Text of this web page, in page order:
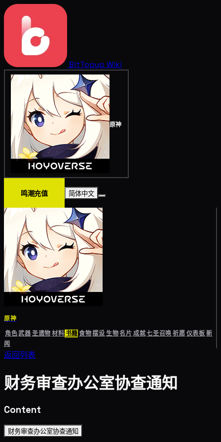
BitTopup Wiki
原神
鸣潮充值 简体中文
原神
角色武器圣遗物材料书籍食物摆设生物名片成就七圣召唤祈愿仪表板新
闻
返回列表
财务审查办公室协查通知
Content
财务审查办公室协查通知